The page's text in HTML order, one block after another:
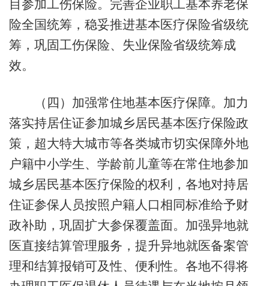
目参加工伤保险。完善企业职工基本养老保
险全国统筹，稳妥推进基本医疗保险省级统
筹，巩固工伤保险、失业保险省级统筹成
效。
（四）加强常住地基本医疗保障。加力
落实持居住证参加城乡居民基本医疗保险政
策，超大特大城市等各类城市切实保障外地
户籍中小学生、学龄前儿童等在常住地参加
城乡居民基本医疗保险的权利，各地对持居
住证参保人员按照户籍人口相同标准给予财
政补助，巩固扩大参保覆盖面。加强异地就
医直接结算管理服务，提升异地就医备案管
理和结算报销可及性、便利性。各地不得将